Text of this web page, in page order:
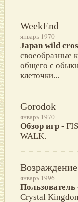
WeekEnd
январь 1970
Japan wild
своеобразные
общего с
клеточки...
Gorodok
январь 1970
Обзор игр -
WALK.
Возраждение
январь 1996
Пользователь
Crystal